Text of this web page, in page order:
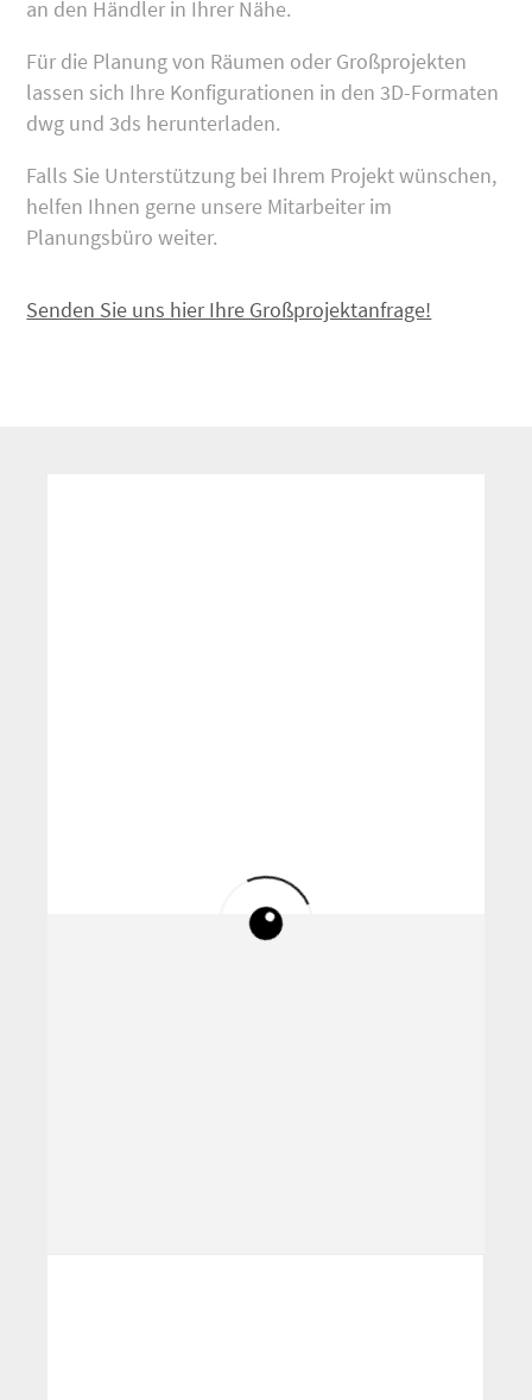
an den Händler in Ihrer Nähe.
Für die Planung von Räumen oder Großprojekten
lassen sich Ihre Konfigurationen in den 3D-Formaten
dwg und 3ds herunterladen.
Falls Sie Unterstützung bei Ihrem Projekt wünschen,
helfen Ihnen gerne unsere Mitarbeiter im
Planungsbüro weiter.
Senden Sie uns hier Ihre Großprojektanfrage!